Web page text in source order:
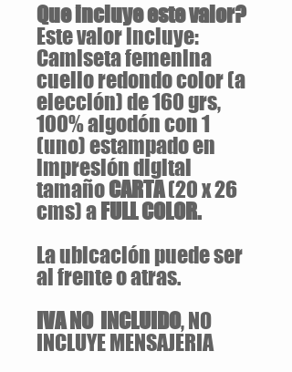
Que incluye este valor?
Este valor incluye:
Camiseta femenina
cuello redondo color (a
elección) de 160 grs,
100% algodón con 1
(uno) estampado en
impresión digital
tamañoCARTA(20 x 26
cms) a FULL COLOR.
La ubicación puede ser
al frente o atras.
IVA NO INCLUIDO, NO
INCLUYE MENSAJERIA